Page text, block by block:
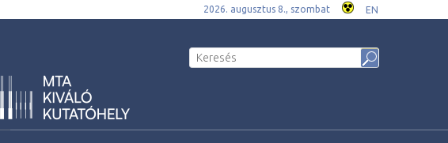
2026. augusztus 8., szombat EN